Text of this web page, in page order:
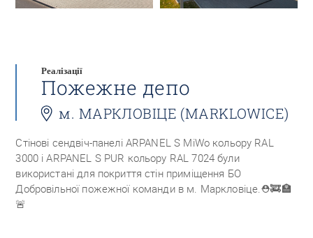
Реалізації
Пожежне депо
м. МАРКЛОВІЦЕ (MARKLOWICE)
Стінові сендвіч-панелі ARPANEL S MiWo кольору RAL
3000 і ARPANEL S PUR кольору RAL 7024 були
використані для покриття стін приміщення БО
Добровільної пожежної команди в м. Маркловіце.⛑🚒🏣
🚨